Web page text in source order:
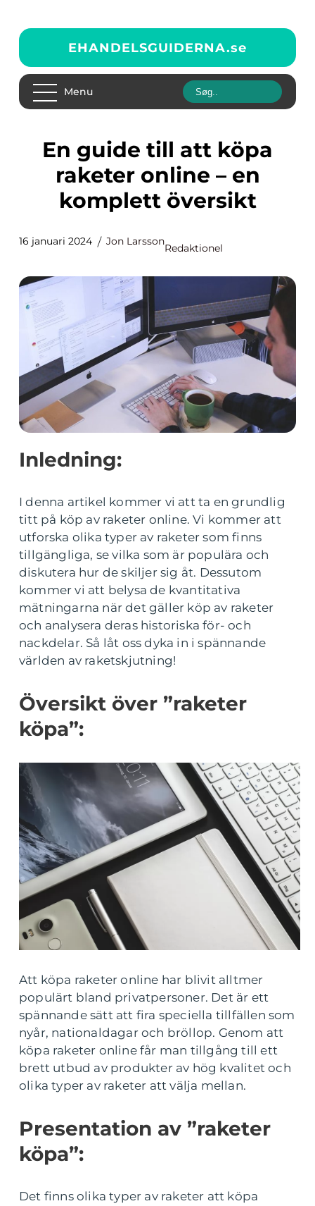
EHANDELSGUIDERNA.se
Menu
En guide till att köpa
raketer online – en
komplett översikt
16 januari 2024 Jon Larsson
Redaktionel
Inledning:
I denna artikel kommer vi att ta en grundlig
titt på köp av raketer online. Vi kommer att
utforska olika typer av raketer som finns
tillgängliga, se vilka som är populära och
diskutera hur de skiljer sig åt. Dessutom
kommer vi att belysa de kvantitativa
mätningarna när det gäller köp av raketer
och analysera deras historiska för- och
nackdelar. Så låt oss dyka in i spännande
världen av raketskjutning!
Översikt över ”raketer
köpa”:
Att köpa raketer online har blivit alltmer
populärt bland privatpersoner. Det är ett
spännande sätt att fira speciella tillfällen som
nyår, nationaldagar och bröllop. Genom att
köpa raketer online får man tillgång till ett
brett utbud av produkter av hög kvalitet och
olika typer av raketer att välja mellan.
Presentation av ”raketer
köpa”:
Det finns olika typer av raketer att köpa